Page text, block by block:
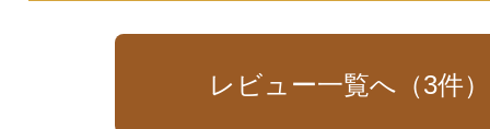
レビュー一覧へ（3件）